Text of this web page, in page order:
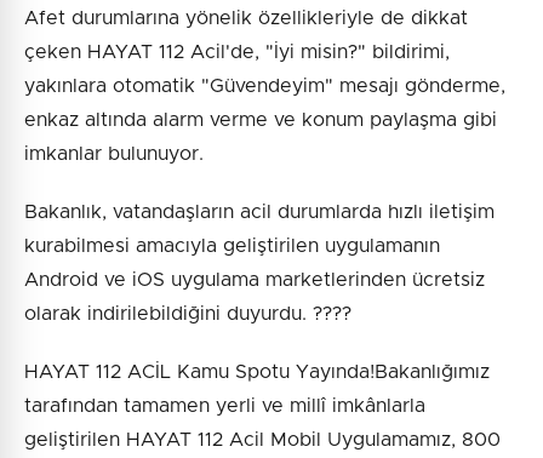
Afet durumlarına yönelik özellikleriyle de dikkat
çeken HAYAT 112 Acil'de, "İyi misin?" bildirimi,
yakınlara otomatik "Güvendeyim" mesajı gönderme,
enkaz altında alarm verme ve konum paylaşma gibi
imkanlar bulunuyor.
Bakanlık, vatandaşların acil durumlarda hızlı iletişim
kurabilmesi amacıyla geliştirilen uygulamanın
Android ve iOS uygulama marketlerinden ücretsiz
olarak indirilebildiğini duyurdu. ????
HAYAT 112 ACİL Kamu Spotu Yayında!Bakanlığımız
tarafından tamamen yerli ve millî imkânlarla
geliştirilen HAYAT 112 Acil Mobil Uygulamamız, 800